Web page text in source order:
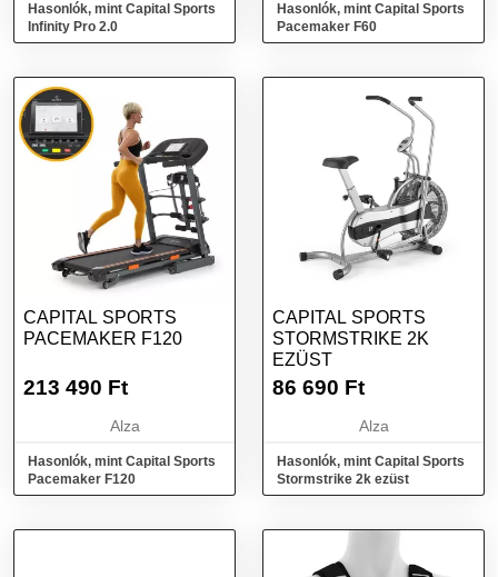
Hasonlók, mint Capital Sports
Infinity Pro 2.0
Hasonlók, mint Capital Sports
Pacemaker F60
CAPITAL SPORTS
PACEMAKER F120
213 490 Ft
Alza
Hasonlók, mint Capital Sports
Pacemaker F120
CAPITAL SPORTS
STORMSTRIKE 2K
EZÜST
86 690 Ft
Alza
Hasonlók, mint Capital Sports
Stormstrike 2k ezüst